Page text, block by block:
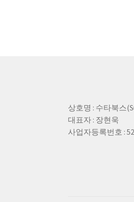
상호명 : 수타북스
대표자 : 장현욱
사업자등록번호 :